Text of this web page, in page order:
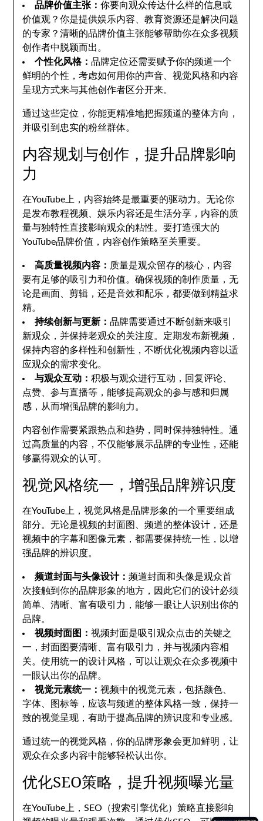
品牌价值主张：你要向观众传达什么样的信息或
价值观？你是提供娱乐内容、教育资源还是解决问题
的专家？清晰的品牌价值主张能够帮助你在众多视频
创作者中脱颖而出。
个性化风格：品牌定位还需要赋予你的频道一个
鲜明的个性，考虑如何用你的声音、视觉风格和内容
呈现方式来与其他创作者区分开来。
通过这些定位，你能更精准地把握频道的整体方向，
并吸引到忠实的粉丝群体。
内容规划与创作，提升品牌影响
力
在YouTube上，内容始终是最重要的驱动力。无论你
是发布教程视频、娱乐内容还是生活分享，内容的质
量与独特性直接影响观众的粘性。要打造强大的
YouTube品牌价值，内容创作策略至关重要。
高质量视频内容： 质量是观众留存的核心，内容
要有足够的吸引力和价值。确保视频的制作质量，无
论是画面、剪辑，还是音效和配乐，都要做到精益求
精。
持续创新与更新：品牌需要通过不断创新来吸引
新观众，并保持老观众的关注度。定期发布新视频，
保持内容的多样性和创新性，不断优化视频内容以适
应观众的需求变化。
与观众互动：积极与观众进行互动，回复评论、
点赞、参与直播等，能够提高观众的参与感和归属
感，从而增强品牌的影响力。
内容创作需要紧跟热点和趋势，同时保持独特性。通
过高质量的内容，不仅能够展示品牌的专业性，还能
够赢得观众的认可。
视觉风格统一，增强品牌辨识度
在YouTube上，视觉风格是品牌形象的一个重要组成
部分。无论是视频的封面图、频道的整体设计，还是
视频中的字幕和图像元素，都需要保持统一性，以增
强品牌的辨识度。
频道封面与头像设计：频道封面和头像是观众首
次接触到你的品牌形象的地方，因此它们的设计必须
简单、清晰、富有吸引力，能够一眼让人识别出你的
品牌。
视频封面图：视频封面是吸引观众点击的关键之
一，封面图要清晰、富有吸引力，并与视频内容相
关。使用统一的设计风格，可以让观众在众多视频中
一眼认出你的品牌。
视觉元素统一：视频中的视觉元素，包括颜色、
字体、图标等，应该与频道的整体风格一致，保持一
致的视觉呈现，有助于提高品牌的辨识度和专业感。
通过统一的视觉风格，你的品牌形象会更加鲜明，让
观众在众多内容中能够轻松认出你。
优化SEO策略，提升视频曝光量
在YouTube上，SEO（搜索引擎优化）策略直接影响